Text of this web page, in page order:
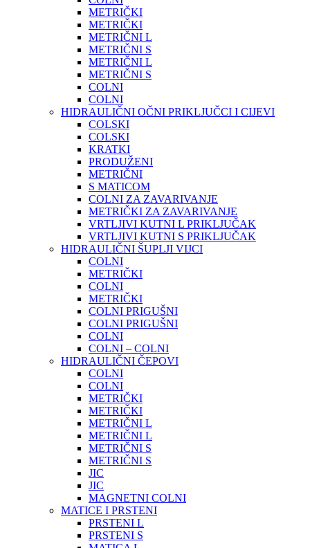
METRIČKI
METRIČKI
METRIČNI L
METRIČNI S
METRIČNI L
METRIČNI S
COLNI
COLNI
HIDRAULIČNI OČNI PRIKLJUČCI I CIJEVI
COLSKI
COLSKI
KRATKI
PRODUŽENI
METRIČNI
S MATICOM
COLNI ZA ZAVARIVANJE
METRIČKI ZA ZAVARIVANJE
VRTLJIVI KUTNI L PRIKLJUČAK
VRTLJIVI KUTNI S PRIKLJUČAK
HIDRAULIČNI ŠUPLJI VIJCI
COLNI
METRIČKI
COLNI
METRIČKI
COLNI PRIGUŠNI
COLNI PRIGUŠNI
COLNI
COLNI – COLNI
HIDRAULIČNI ČEPOVI
COLNI
COLNI
METRIČKI
METRIČKI
METRIČNI L
METRIČNI L
METRIČNI S
METRIČNI S
JIC
JIC
MAGNETNI COLNI
MATICE I PRSTENI
PRSTENI L
PRSTENI S